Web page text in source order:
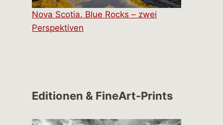
Nova Scotia. Blue Rocks – zwei
Perspektiven
Editionen & FineArt-Prints